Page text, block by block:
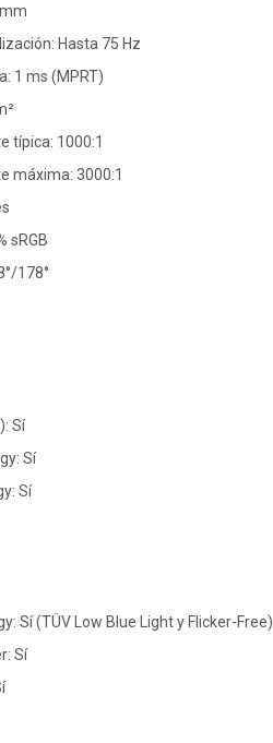
Hasta 75 Hz
1 ms (MPRT)
típica: 1000:1
máxima: 3000:1
sRGB
178°
Sí
Sí
Sí
Sí (TÜV Low Blue Light y Flicker-Free)
Sí